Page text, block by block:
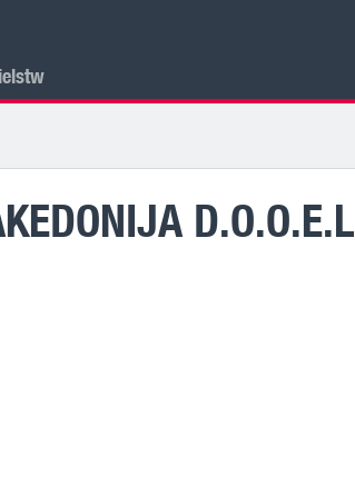
D.O.O.E.L